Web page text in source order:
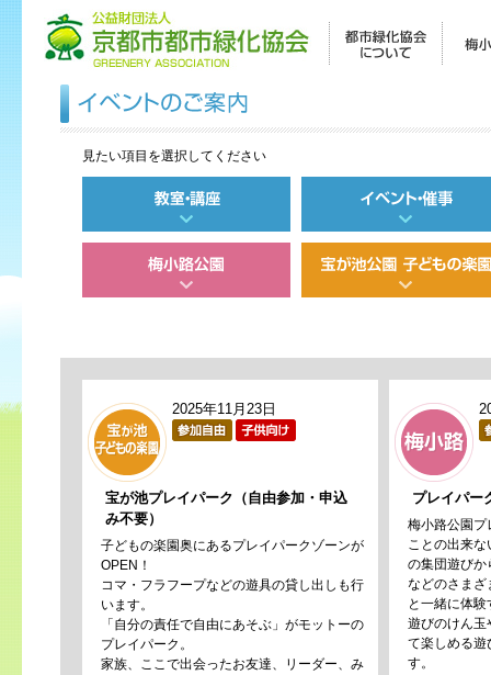
見たい項目を選択してください
2025年11月23日
宝が池プレイパーク（自由参加・申込
み不要）
子どもの楽園奥にあるプレイパークゾーンが
OPEN！
コマ・フラフープなどの遊具の貸し出しも行
います。
「自分の責任で自由にあそぶ」がモットーの
プレイパーク。
家族、ここで出会ったお友達、リーダー、み
プレイパー
梅小路公園プ
ことの出来
の集団遊びか
などのさまざ
と一緒に体
遊びのけん玉
て楽しめる遊
す。